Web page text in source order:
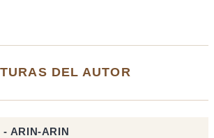
DEL AUTOR
ARIN-ARIN